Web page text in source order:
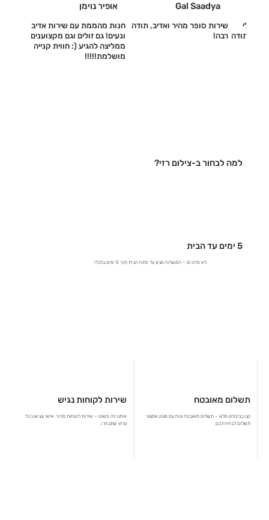
אופיר נוימן
חנות מהממת עם שירות אדיב
ונעים! גם זולים וגם מקצוענים
ממליצה להגיע (: חווית קנייה
מושלמת!!!!!‎
Gal Saadya
שירות סופר מהיר ואדיב, תודה
רבה!
לי
תודה
למה לבחור ב-צילום רזי?
שירות לקוחות נגיש
איתנו זה פשוט – שירות לקוחות מהיר, אישי ונגיש בכל
ערוץ שתבחרו.
5 ימים עד הבית
לא מחכים – המשלוח מגיע עד פתח הבית תוך 5 ימים בלבד!
תשלום מאובטח
קנו בביטחון מלא – תשלום מאובטח ונוח עם מגוון אמצעי
תשלום לבחירתכם.